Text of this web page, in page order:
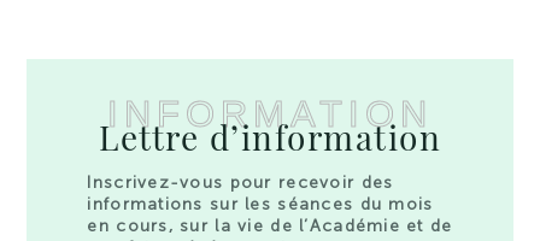
INFORMATION
Lettre d’information
Inscrivez-vous pour recevoir des
informations sur les séances du mois
en cours, sur la vie de l’Académie et de